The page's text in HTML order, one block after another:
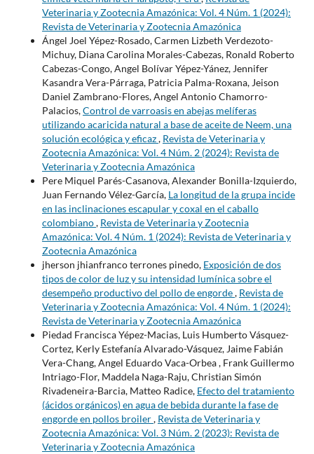
Veterinaria y Zootecnia Amazónica: Vol. 4 Núm. 1 (2024):
Revista de Veterinaria y Zootecnia Amazónica
Ángel Joel Yépez-Rosado, Carmen Lizbeth Verdezoto-
Michuy, Diana Carolina Morales-Cabezas, Ronald Roberto
Cabezas-Congo, Angel Bolívar Yépez-Yánez, Jennifer
Kasandra Vera-Párraga, Patricia Palma-Roxana, Jeison
Daniel Zambrano-Flores, Angel Antonio Chamorro-
Palacios,Control de varroasis en abejas melíferas
utilizando acaricida natural a base de aceite de Neem, una
solución ecológica y eficaz, Revista de Veterinaria y
Zootecnia Amazónica: Vol. 4 Núm. 2 (2024): Revista de
Veterinaria y Zootecnia Amazónica
Pere Miquel Parés-Casanova, Alexander Bonilla-Izquierdo,
Juan Fernando Vélez-García, La longitud de la grupa incide
en las inclinaciones escapular y coxal en el caballo
colombiano, Revista de Veterinaria y Zootecnia
Amazónica: Vol. 4 Núm. 1 (2024): Revista de Veterinaria y
Zootecnia Amazónica
jherson jhianfranco terrones pinedo, Exposición de dos
tipos de color de luz y su intensidad lumínica sobre el
desempeño productivo del pollo de engorde, Revista de
Veterinaria y Zootecnia Amazónica: Vol. 4 Núm. 1 (2024):
Revista de Veterinaria y Zootecnia Amazónica
Piedad Francisca Yépez-Macias, Luis Humberto Vásquez-
Cortez, Kerly Estefanía Alvarado-Vásquez, Jaime Fabián
Vera-Chang, Angel Eduardo Vaca-Orbea , Frank Guillermo
Intriago-Flor, Maddela Naga-Raju, Christian Simón
Rivadeneira-Barcia, Matteo Radice, Efecto del tratamiento
(ácidos orgánicos) en agua de bebida durante la fase de
engorde en pollos broiler, Revista de Veterinaria y
Zootecnia Amazónica: Vol. 3 Núm. 2 (2023): Revista de
Veterinaria y Zootecnia Amazónica